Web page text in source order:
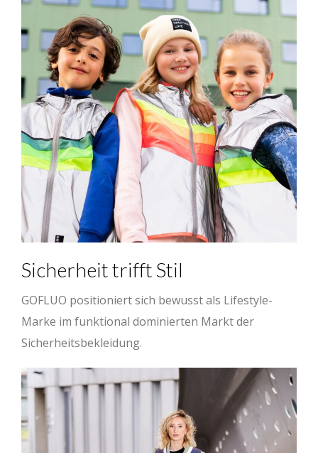
Sicherheit trifft Stil
GOFLUO positioniert sich bewusst als Lifestyle-
Marke im funktional dominierten Markt der
Sicherheitsbekleidung.